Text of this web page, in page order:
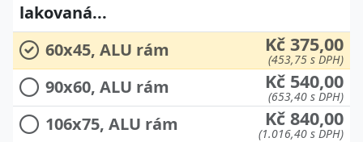
lakovaná...
60x45, ALU rám
Kč 375,00
(453,75 s DPH)
90x60, ALU rám Kč 540,00
(653,40 s DPH)
106x75, ALU rám Kč 840,00
(1.016,40 s DPH)